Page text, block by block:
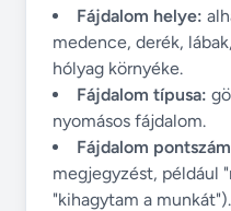
Fájdalom helye:
medence, derék,
hólyag környéke.
Fájdalom típusa:
nyomásos fájdalom.
Fájdalom
megjegyzést, például
"kihagytam a munkát").